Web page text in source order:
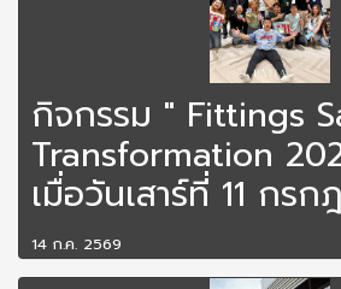
กิจกรรม " Fittings
Transformation
เมื่อวันเสาร์ที่ 11 กร
14 ก.ค. 2569